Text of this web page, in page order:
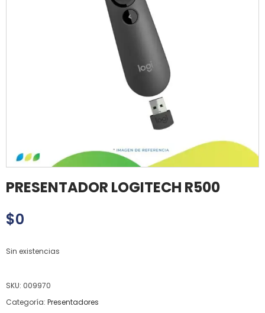
PRESENTADOR LOGITECH R500
$0
Sin existencias
SKU: 009970
Categoría: Presentadores